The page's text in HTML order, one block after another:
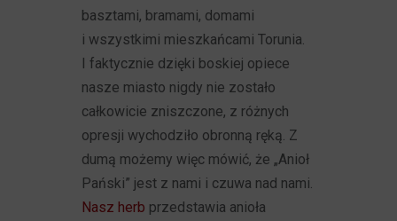
basztami, bramami, domami
i wszystkimi mieszkańcami Torunia.
I faktycznie dzięki boskiej opiece
nasze miasto nigdy nie zostało
całkowicie zniszczone, z różnych
opresji wychodziło obronną ręką. Z
dumą możemy więc mówić, że „Anioł
Pański” jest z nami i czuwa nad nami.
Nasz herb przedstawia anioła